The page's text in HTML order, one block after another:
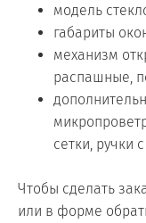
модель
габариты
механизм
распашные,
сетки, ручки
Чтобы сделать
или в форме